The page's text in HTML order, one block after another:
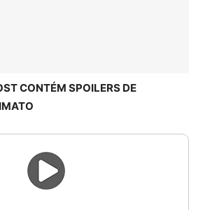
CONTÉM SPOILERS DE